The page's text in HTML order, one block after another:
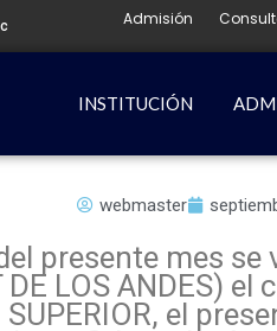
Admisión
INSTITUCIÓN
webmaster
presente mes
LOS ANDES) el
SUPERIOR, el